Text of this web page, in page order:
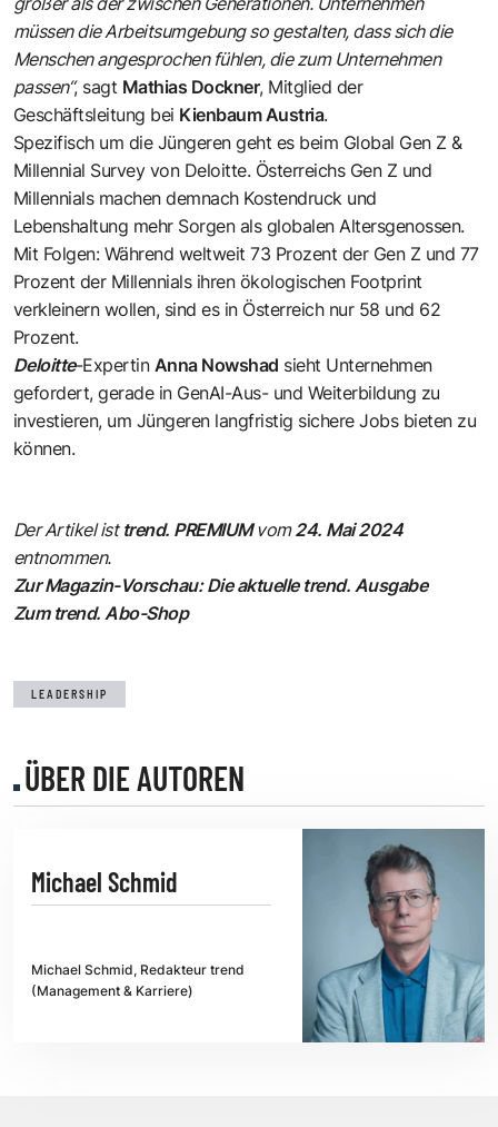
müssen die Arbeitsumgebung so gestalten, dass sich die
Menschen angesprochen fühlen, die zum Unternehmen
passen“, sagt Mathias Dockner, Mitglied der
Geschäftsleitung bei Kienbaum Austria.
Spezifisch um die Jüngeren geht es beim Global Gen Z &
Millennial Survey von Deloitte. Österreichs Gen Z und
Millennials machen demnach Kostendruck und
Lebenshaltung mehr Sorgen als globalen Altersgenossen.
Mit Folgen: Während weltweit 73 Prozent der Gen Z und 77
Prozent der Millennials ihren ökologischen Footprint
verkleinern wollen, sind es in Österreich nur 58 und 62
Prozent.
Deloitte-Expertin Anna Nowshad sieht Unternehmen
gefordert, gerade in GenAI-Aus- und Weiterbildung zu
investieren, um Jüngeren langfristig sichere Jobs bieten zu
können.
Der Artikel ist trend. PREMIUMvom24. Mai 2024
entnommen.
Zur Magazin-Vorschau: Die aktuelle trend. Ausgabe
Zum trend. Abo-Shop
LEADERSHIP
ÜBER DIE AUTOREN
Michael Schmid
Michael Schmid, Redakteur trend
(Management & Karriere)